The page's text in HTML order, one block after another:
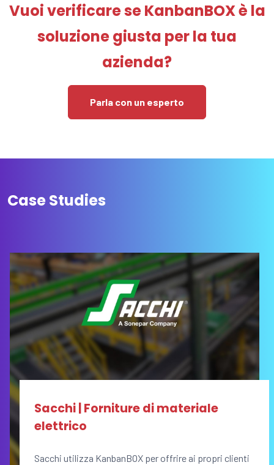
Vuoi verificare se KanbanBOX è la
soluzione giusta per la tua
azienda?
Parla con un esperto
Case Studies
Sacchi | Forniture di materiale
elettrico
Sacchi utilizza KanbanBOX per offrire ai propri clienti